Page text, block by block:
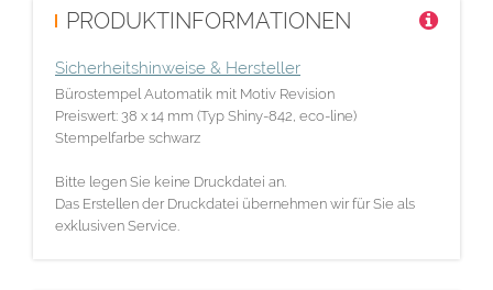
PRODUKTINFORMATIONEN
Sicherheitshinweise & Hersteller
Bürostempel Automatik mit Motiv Revision
Preiswert: 38 x 14 mm (Typ Shiny-842, eco-line)
Stempelfarbe schwarz
Bitte legen Sie keine Druckdatei an.
Das Erstellen der Druckdatei übernehmen wir für Sie als
exklusiven Service.